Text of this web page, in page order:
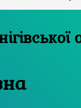
архів